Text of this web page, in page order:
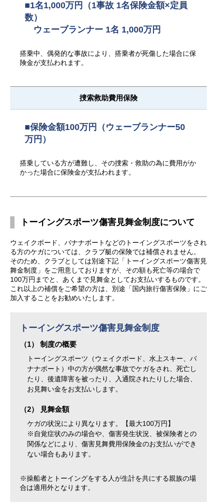
■1名1,000万円（1事故 1名保険金額×定員
数）
ウェーブランナー 1名 1,000万円
搭乗中、偶発的な事故により、搭乗者が死傷した場合に保
険金が支払われます。
捜索救助費用保険
■保険金額100万円（ウェーブランナー50
万円）
搭乗している方が遭難し、その捜索・救助の為に費用がか
かった場合に保険金が支払われます。
トーイングスポーツ傷害見舞金制度について
ウェイクボード、バナナボートなどのトーイングスポーツをされ
る方のケガについては、クラブ艇の保険では補償されません。
そのため、クラブとしては別途下記「トーイングスポーツ傷害見
舞金制度」をご用意しておりますが、その額も死亡等の場合で
100万円までと、あくまで見舞金としてお支払いするものです。
これ以上の補償をご希望の方は、別途「国内旅行傷害保険」にご
加入することをお勧めいたします。
トーイングスポーツ傷害見舞金制度
（1） 制度の概要
トーイングスポーツ（ウェイクボード、水上スキー、バ
ナナボート）中の方が偶然な事故でケガをされ、死亡し
たり、後遺障害を被ったり、入通院されたりした場合、
お見舞い金をお支払いします。
（2） 見舞金額
ケガの状況により異なります。【最大100万円】
※自覚症状のみの場合や、傷害発生状況、被保険者との
関係などにより、傷害見舞費用保険金のお支払いができ
ない場合もあります。
※操船者とトーイングをする人が生計を共にする親族の場
合は適用外となります。